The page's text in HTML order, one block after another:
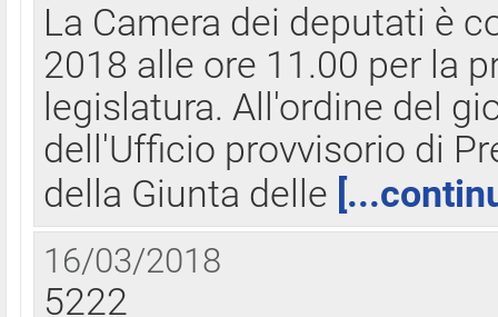
La Camera dei deputati è
2018 alle ore 11.00 per la
legislatura. All'ordine del
dell'Ufficio provvisorio di
della Giunta delle
16/03/2018
5222